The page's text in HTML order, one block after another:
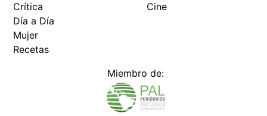
Crítica
Día a Día
Mujer
Recetas
Cine
Miembro de: